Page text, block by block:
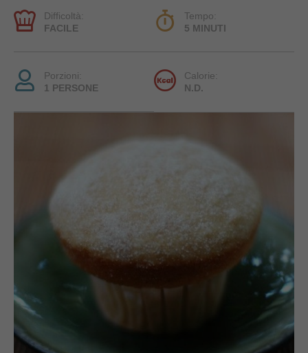
Difficoltà:
FACILE
Tempo:
5 MINUTI
Porzioni:
1 PERSONE
Calorie:
N.D.